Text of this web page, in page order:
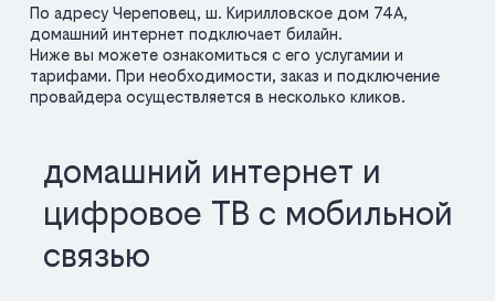
По адресу Череповец, ш. Кирилловское дом 74А,
домашний интернет подключает билайн.
Ниже вы можете ознакомиться с его услугамии и
тарифами. При необходимости, заказ и подключение
провайдера осуществляется в несколько кликов.
домашний интернет и
цифровое ТВ с мобильной
связью